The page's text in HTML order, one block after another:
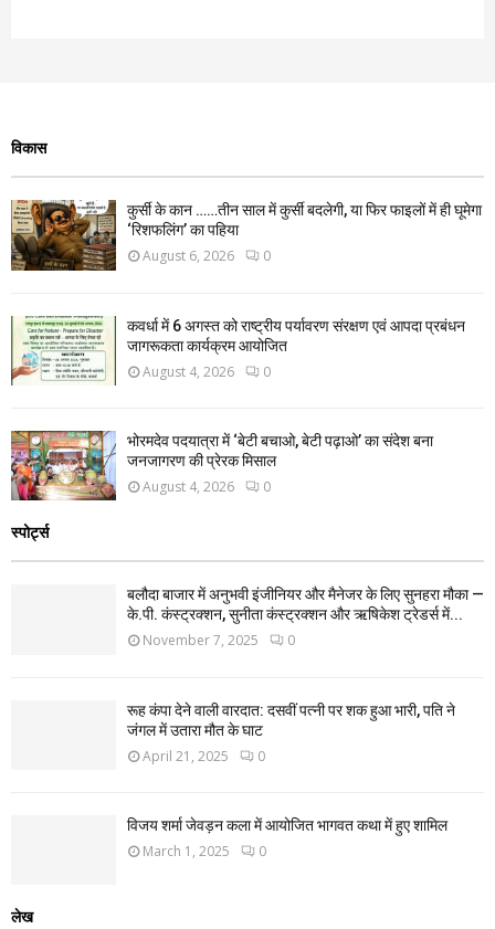
विकास
कुर्सी के कान ……तीन साल में कुर्सी बदलेगी, या फिर फाइलों में ही घूमेगा
‘रिशफलिंग’ का पहिया
August 6, 2026 0
कवर्धा में 6 अगस्त को राष्ट्रीय पर्यावरण संरक्षण एवं आपदा प्रबंधन
जागरूकता कार्यक्रम आयोजित
August 4, 2026 0
भोरमदेव पदयात्रा में ‘बेटी बचाओ, बेटी पढ़ाओ’ का संदेश बना
जनजागरण की प्रेरक मिसाल
August 4, 2026 0
स्पोर्ट्स
बलौदा बाजार में अनुभवी इंजीनियर और मैनेजर के लिए सुनहरा मौका —
के.पी. कंस्ट्रक्शन, सुनीता कंस्ट्रक्शन और ऋषिकेश ट्रेडर्स में...
November 7, 2025 0
रूह कंपा देने वाली वारदात: दसवीं पत्नी पर शक हुआ भारी, पति ने
जंगल में उतारा मौत के घाट
April 21, 2025 0
विजय शर्मा जेवड़न कला में आयोजित भागवत कथा में हुए शामिल
March 1, 2025 0
लेख